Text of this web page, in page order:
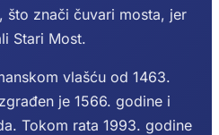
što znači čuvari mosta, jer
Stari Most.
vlašću od 1463.
je 1566. godine i
Tokom rata 1993. godine